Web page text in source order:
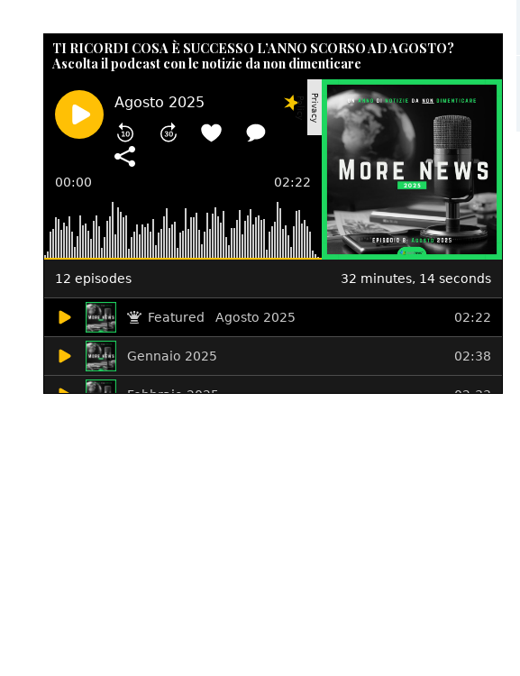
TI RICORDI COSA È SUCCESSO L’ANNO SCORSO AD AGOSTO?
Ascolta il podcast con le notizie da non dimenticare